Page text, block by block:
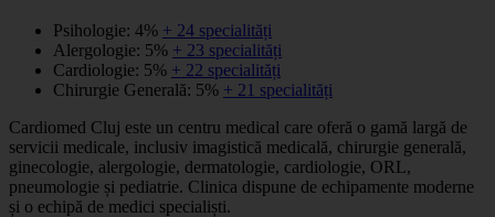
Psihologie: 4% + 24 specialități
Alergologie: 5% + 23 specialități
Cardiologie: 5% + 22 specialități
Chirurgie Generală: 5% + 21 specialități
Cardiomed Cluj este un centru medical care oferă o gamă largă de
servicii medicale, inclusiv imagistică medicală, chirurgie generală,
ginecologie, alergologie, dermatologie, cardiologie, ORL,
pneumologie și pediatrie. Clinica dispune de echipamente moderne
și o echipă de medici specialiști.